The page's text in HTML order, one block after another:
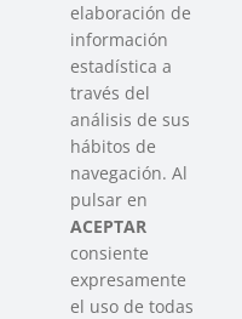
SAREEN SAREA
Asociación que agrupa a
del Tercer Sector Social en
Contacto
elaboración de
información
estadística a
través del
análisis de sus
hábitos de
navegación. Al
pulsar en
ACEPTAR
consiente
expresamente
el uso de todas